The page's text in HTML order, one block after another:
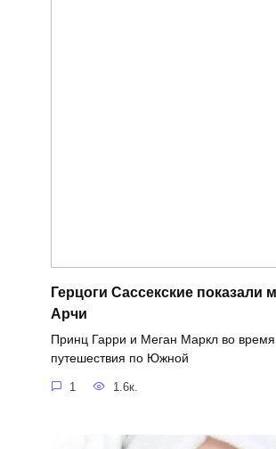
Герцоги Сассекские показали
Арчи
Принц Гарри и Меган Маркл во время
путешествия по Южной
1 1.6к.